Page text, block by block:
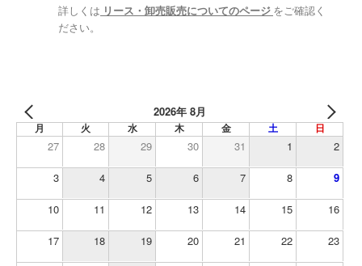
詳しくは リース・卸売販売についてのページ をご確認く
ださい。
2026年 8月
月 火 水 木 金 土 日
27 28 29 30 31 1 2
3 4 5 6 7 8 9
10 11 12 13 14 15 16
17 18 19 20 21 22 23